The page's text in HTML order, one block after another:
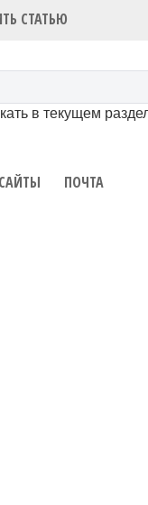
СТАТЬЮ
в текущем
САЙТЫ ПОЧТА